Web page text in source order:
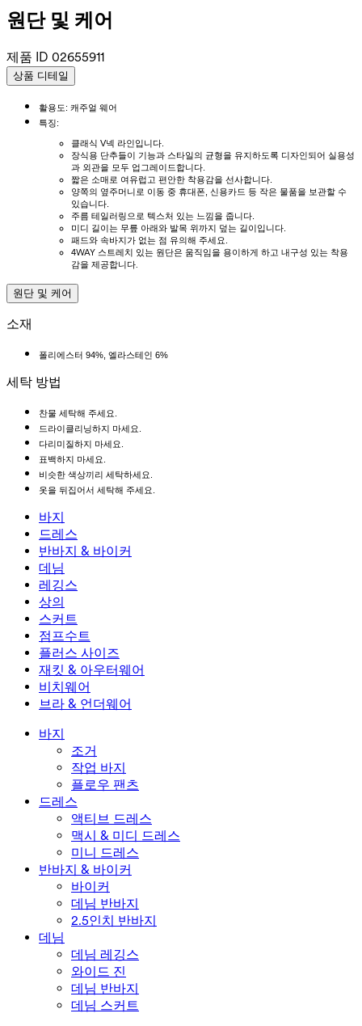
원단 및 케어
제품 ID 02655911
상품 디테일
활용도: 캐주얼 웨어
특징:
클래식 V넥 라인입니다.
장식용 단추들이 기능과 스타일의 균형을 유지하도록 디자인되어 실용성
과 외관을 모두 업그레이드합니다.
짧은 소매로 여유럽고 편안한 착용감을 선사합니다.
양쪽의 옆주머니로 이동 중 휴대폰, 신용카드 등 작은 물품을 보관할 수
있습니다.
주름 테일러링으로 텍스처 있는 느낌을 줍니다.
미디 길이는 무릎 아래와 발목 위까지 덮는 길이입니다.
패드와 속바지가 없는 점 유의해 주세요.
4WAY 스트레치 있는 원단은 움직임을 용이하게 하고 내구성 있는 착용
감을 제공합니다.
원단 및 케어
소재
폴리에스터 94%, 엘라스테인 6%
세탁 방법
찬물 세탁해 주세요.
드라이클리닝하지 마세요.
다리미질하지 마세요.
표백하지 마세요.
비슷한 색상끼리 세탁하세요.
옷을 뒤집어서 세탁해 주세요.
바지
바지
조거
작업 바지
플로우 팬츠
드레스
드레스
액티브 드레스
맥시 & 미디 드레스
미니 드레스
반바지 & 바이커
반바지 & 바이커
바이커
데님 반바지
2.5인치 반바지
데님
데님
데님 레깅스
와이드 진
데님 반바지
데님 스커트
레깅스
레깅스
데님 레깅스
힙업 레깅스
요가 레깅스
상의
상의
스포츠 브라
티셔츠
스커트
스커트
액티브 스커트
미니 스커트
맥시 & 미디 스커트
점프수트
점프수트
오버롤
롬퍼
플러스 사이즈
플러스 사이즈
플러스 사이즈 하의
플러스 사이즈 상의
플러스 사이즈 드레스
재킷 & 아우터웨어
재킷 & 아우터웨어
재킷 & 아우터웨어
아우터웨어
비치웨어
비치웨어
수영복 상의
수영복 세트
브라 & 언더웨어
브라 & 언더웨어
언더웨어
바지
조거
작업 바지
플로우 팬츠
드레스
액티브 드레스
맥시 & 미디 드레스
미니 드레스
반바지 & 바이커
바이커
데님 반바지
2.5인치 반바지
데님
데님 레깅스
와이드 진
데님 반바지
데님 스커트